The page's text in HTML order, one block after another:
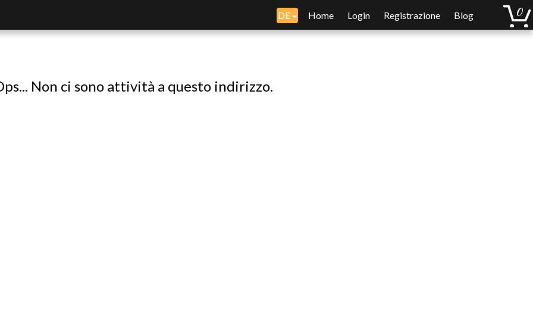
DE Home Login Registrazione Blog
Non ci sono attività a questo indirizzo.